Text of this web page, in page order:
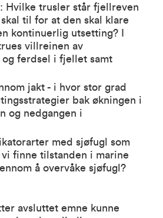
Hvilke trusler står fjellreven
til for at den skal klare
kontinuerlig utsetting? I
villreinen av
og ferdsel i fjellet samt
jakt - i hvor stor grad
bak økningen i
og nedgangen i
med sjøfugl som
vi finne tilstanden i marine
å overvåke sjøfugl?
avsluttet emne kunne